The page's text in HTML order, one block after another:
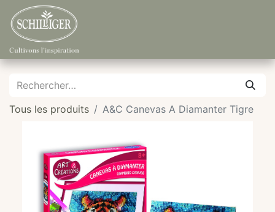
Tous les produits A&C Canevas A Diamanter Tigre